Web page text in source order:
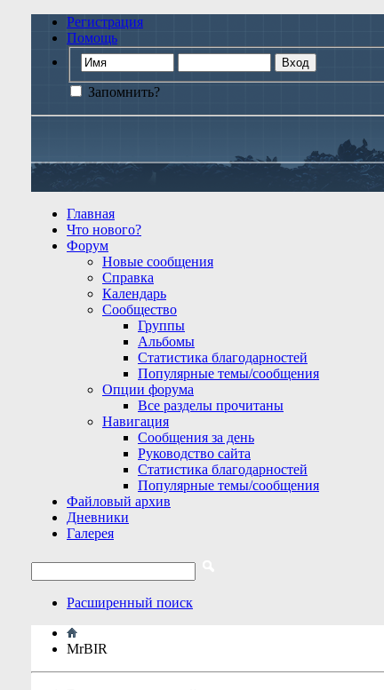
Регистрация
Помощь
Запомнить?
Главная
Что нового?
Форум
Новые сообщения
Справка
Календарь
Сообщество
Группы
Альбомы
Статистика благодарностей
Популярные темы/сообщения
Опции форума
Все разделы прочитаны
Навигация
Сообщения за день
Руководство сайта
Статистика благодарностей
Популярные темы/сообщения
Файловый архив
Дневники
Галерея
Расширенный поиск
MrBIR